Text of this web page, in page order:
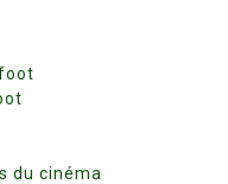
du cinéma